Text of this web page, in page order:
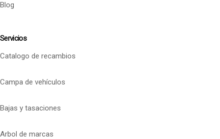
Blog
Servicios
Catalogo de recambios
Campa de vehículos
Bajas y tasaciones
Arbol de marcas